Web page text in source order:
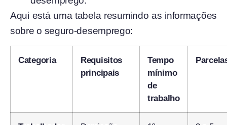
Aqui está uma tabela resumindo as informações
sobre o seguro-desemprego:
Categoria
Requisitos
principais
Tempo
mínimo
de
trabalho